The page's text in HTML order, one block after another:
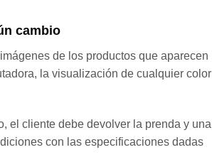
cambio
de los productos que aparecen
la visualización de cualquier color
el cliente debe devolver la prenda y una
con las especificaciones dadas